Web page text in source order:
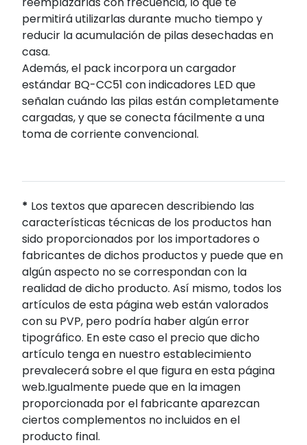
permitirá utilizarlas durante mucho tiempo y
reducir la acumulación de pilas desechadas en
casa.
Además, el pack incorpora un cargador
estándar BQ-CC51 con indicadores LED que
señalan cuándo las pilas están completamente
cargadas, y que se conecta fácilmente a una
toma de corriente convencional.
* Los textos que aparecen describiendo las
características técnicas de los productos han
sido proporcionados por los importadores o
fabricantes de dichos productos y puede que en
algún aspecto no se correspondan con la
realidad de dicho producto. Así mismo, todos los
artículos de esta página web están valorados
con su PVP, pero podría haber algún error
tipográfico. En este caso el precio que dicho
artículo tenga en nuestro establecimiento
prevalecerá sobre el que figura en esta página
web.Igualmente puede que en la imagen
proporcionada por el fabricante aparezcan
ciertos complementos no incluidos en el
producto final.